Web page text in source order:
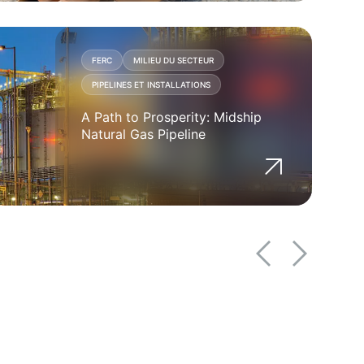
FERC MILIEU DU SECTEUR
PIPELINES ET INSTALLATIONS
A Path to Prosperity: Midship
Natural Gas Pipeline
EPC EPCM